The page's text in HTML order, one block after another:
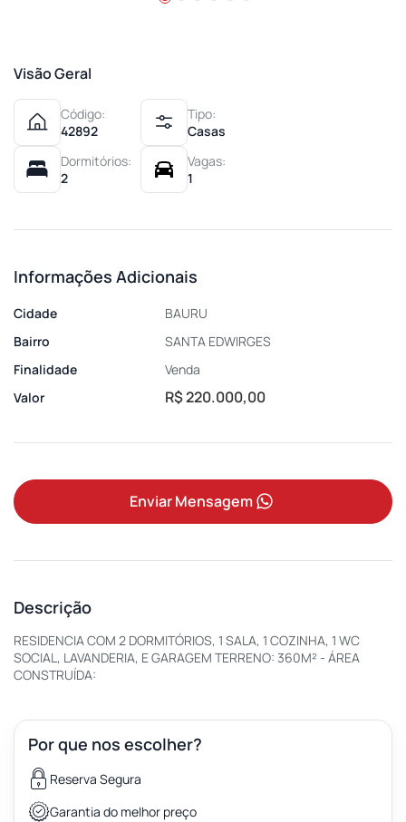
Visão Geral
Código:
42892
Tipo:
Casas
Dormitórios:
2
Vagas:
1
Informações Adicionais
Cidade
BAURU
Bairro
SANTA EDWIRGES
Finalidade
Venda
Valor
R$ 220.000,00
Enviar Mensagem
Descrição
RESIDENCIA COM 2 DORMITÓRIOS, 1 SALA, 1 COZINHA, 1 WC
SOCIAL, LAVANDERIA, E GARAGEM TERRENO: 360M² - ÁREA
CONSTRUÍDA:
Por que nos escolher?
Reserva Segura
Garantia do melhor preço